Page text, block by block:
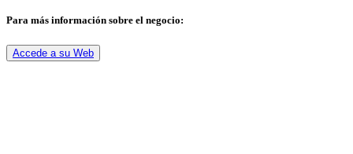
Para más información sobre el negocio:
Accede a su Web